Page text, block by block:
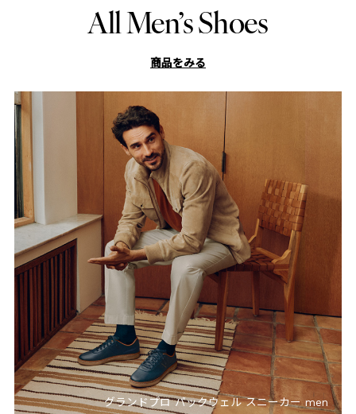
All Men’s Shoes
商品をみる
グランドプロ パックウェル スニーカー men